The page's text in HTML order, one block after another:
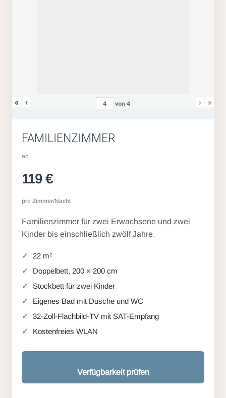
« ‹ von4 › »
FAMILIENZIMMER
ab
119 €
pro Zimmer/Nacht
Familienzimmer für zwei Erwachsene und zwei
Kinder bis einschließlich zwölf Jahre.
22 m²
Doppelbett, 200 × 200 cm
Stockbett für zwei Kinder
Eigenes Bad mit Dusche und WC
32-Zoll-Flachbild-TV mit SAT-Empfang
Kostenfreies WLAN
Verfügbarkeit prüfen